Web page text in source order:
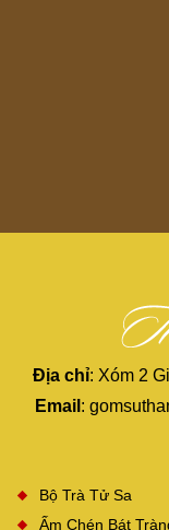
Địa chỉ: Xóm 2
Email :
Bộ Trà Tử Sa
Ấm Chén Bát